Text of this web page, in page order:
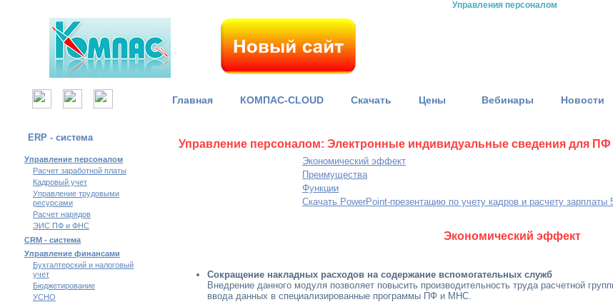
Управления персоналом
Главная КОМПАС-CLOUD Скачать Цены Вебинары Новости
ERP - система
Управление персоналом
Расчет заработной платы
Кадровый учет
Управление трудовыми
ресурсами
Расчет нарядов
ЭИС ПФ и ФНС
CRM - система
Управление финансами
Бухгалтерский и налоговый
учет
Бюджетирование
УСНО
Управление персоналом: Электронные индивидуальные сведения для
Экономический эффект
Преимущества
Функции
Скачать PowerPoint-презентацию по учету кадров и расчету зарплаты
Экономический эффект
Сокращение накладных расходов на содержание вспомогательных служб
Внедрение данного модуля позволяет повысить производительность труда расчетной
ввода данных в специализированные программы ПФ и МНС.